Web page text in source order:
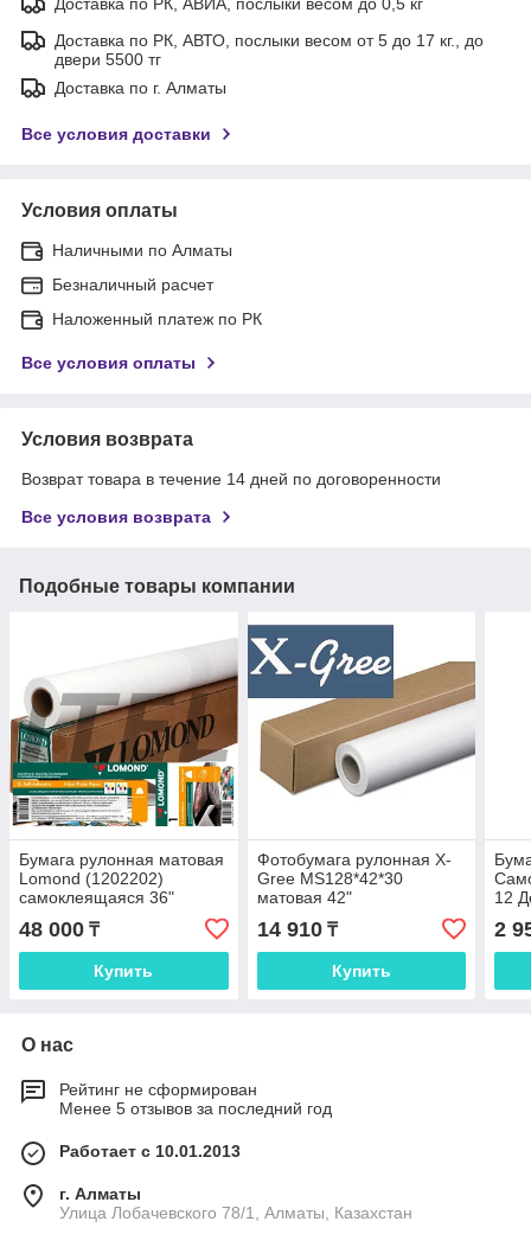
Доставка по РК, АВТО, послыки весом от 5 до 17 кг., до
двери 5500 тг
Доставка по г. Алматы
Все условия доставки
Условия оплаты
Наличными по Алматы
Безналичный расчет
Наложенный платеж по РК
Все условия оплаты
Условия возврата
Возврат товара в течение 14 дней по договоренности
Все условия возврата
Подобные товары компании
Бумага рулонная матовая
Lomond (1202202)
самоклеящаяся 36"
(914мм*20м*50мм) 90 г/
м2
48 000 ₸
Купить
Фотобумага рулонная X-
Gree MS128*42*30
матовая 42"
(1067мм*30м*50мм) 128 г/
м2
14 910₸
Купить
12
2
О нас
Рейтинг не сформирован
Менее 5 отзывов за последний год
Работает с 10.01.2013
г. Алматы
Улица Лобачевского 78/1, Алматы, Казахстан